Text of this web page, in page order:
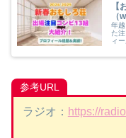
【
（
年
た
ィ
参考URL
ラジオ： https://